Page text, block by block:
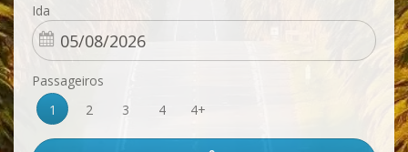
Ida
Passageiros
1
2 3 4 4+